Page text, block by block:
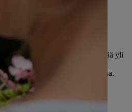
STIHL
olemme kotona myös
myynti- ja
55 000 itsenäistä jälleenmyyjää yli
maailmaa – Saksassa,
Filippiineillä ja Yhdysvalloissa.
ulkomailla, löytää siihen